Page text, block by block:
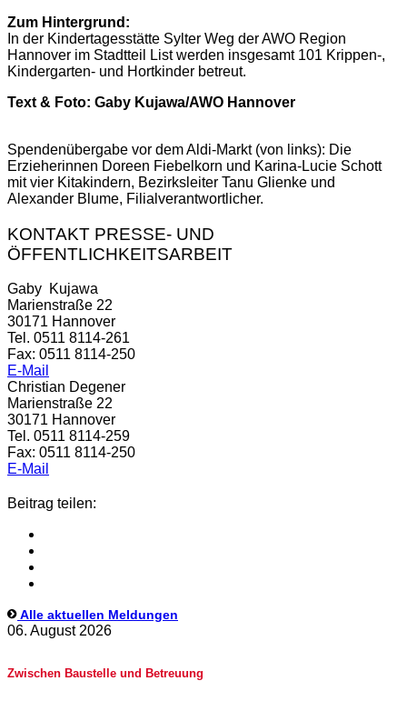
Zum Hintergrund:
In der Kindertagesstätte Sylter Weg der AWO Region
Hannover im Stadtteil List werden insgesamt 101 Krippen-,
Kindergarten- und Hortkinder betreut.
Text & Foto: Gaby Kujawa/AWO Hannover
Spendenübergabe vor dem Aldi-Markt (von links): Die
Erzieherinnen Doreen Fiebelkorn und Karina-Lucie Schott
mit vier Kitakindern, Bezirksleiter Tanu Glienke und
Alexander Blume, Filialverantwortlicher.
KONTAKT PRESSE- UND
ÖFFENTLICHKEITSARBEIT
Gaby Kujawa
Marienstraße 22
30171 Hannover
Tel. 0511 8114-261
Fax: 0511 8114-250
E-Mail
Christian Degener
Marienstraße 22
30171 Hannover
Tel. 0511 8114-259
Fax: 0511 8114-250
E-Mail
Beitrag teilen:
Alle aktuellen Meldungen
06. August 2026
Zwischen Baustelle und Betreuung